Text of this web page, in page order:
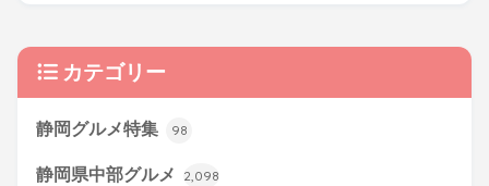
カテゴリー
静岡グルメ特集 98
静岡県中部グルメ 2,098